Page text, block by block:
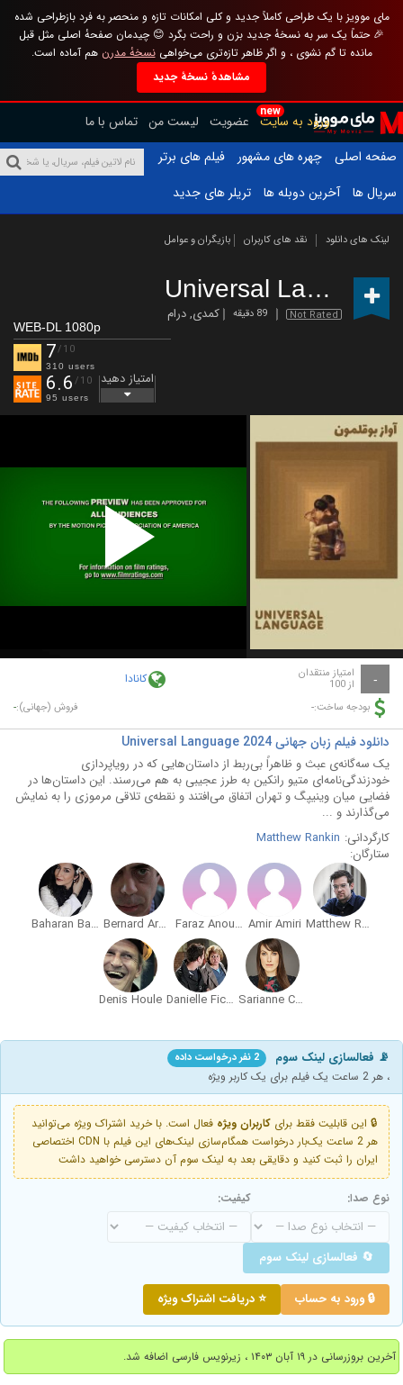
مای موویز با یک طراحی کاملاً جدید و کلی امکانات تازه و منحصر به فرد بازطراحی شده
🎉 حتماً یک سر به نسخهٔ جدید بزن و راحت بگرد 😊 چیدمان صفحهٔ اصلی مثل قبل
مانده تا گم نشوی ، و اگر ظاهر تازه‌تری می‌خواهینسخهٔ مدرن هم آماده است.
مشاهدهٔ نسخهٔ جدید
new
ورود به سایت عضویت لیست من تماس با ما
صفحه اصلی
چهره های مشهور
فیلم های برتر
سریال ها
آخرین دوبله ها تریلر های جدید
لینک های دانلود نقد های کاربران بازیگران و عوامل
Universal Language
Not Rated 89 دقیقه کمدی,درام
WEB-DL 1080p
7/10
310 users
6.6 /10
95 users
امتیاز دهید
Play
Video
- امتیاز منتقدان
از 100 کانادا
بودجه ساخت:- فروش (جهانی):-
دانلود فیلم زبان جهانی Universal Language 2024
یک سه‌گانه‌ی عبث و ظاهراً بی‌ربط از داستان‌هایی که در رویاپردازی
خودزندگی‌نامه‌ای متیو رانکین به طرز عجیبی به هم می‌رسند. این داستان‌ها در
فضایی میان وینیپگ و تهران اتفاق می‌افتند و نقطه‌ی تلاقی مرموزی را به نمایش
می‌گذارند و ...
کارگردانی: Matthew Rankin
ستارگان:
Matthew Rankin
Amir Amiri
Faraz Anoushah Pour
Bernard Arene
Baharan BaniAhmadi
Sarianne Cormier
Danielle Fichaud
Denis Houle
📡 فعالسازی لینک سوم 2 نفر درخواست داده
، هر 2 ساعت یک فیلم برای یک کاربر ویژه
🔒 این قابلیت فقط برای کاربران ویژه فعال است. با خرید اشتراک ویژه می‌توانید
هر 2 ساعت یک‌بار درخواست همگام‌سازی لینک‌های این فیلم با CDN اختصاصی
ایران را ثبت کنید و دقایقی بعد به لینک سوم آن دسترسی خواهید داشت
نوع صدا: کیفیت:
🔄 فعالسازی لینک سوم
🔒 ورود به حساب ⭐ دریافت اشتراک ویژه
آخرین بروزرسانی در ۱۹ آبان ۱۴۰۳ ، زیرنویس فارسی اضافه شد.